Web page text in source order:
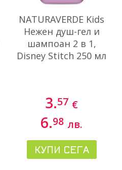
NATURAVERDE Kids
Нежен душ-гел и
шампоан 2 в 1,
Disney Stitch 250 мл
3.57 €
6.98 лв.
КУПИ СЕГА